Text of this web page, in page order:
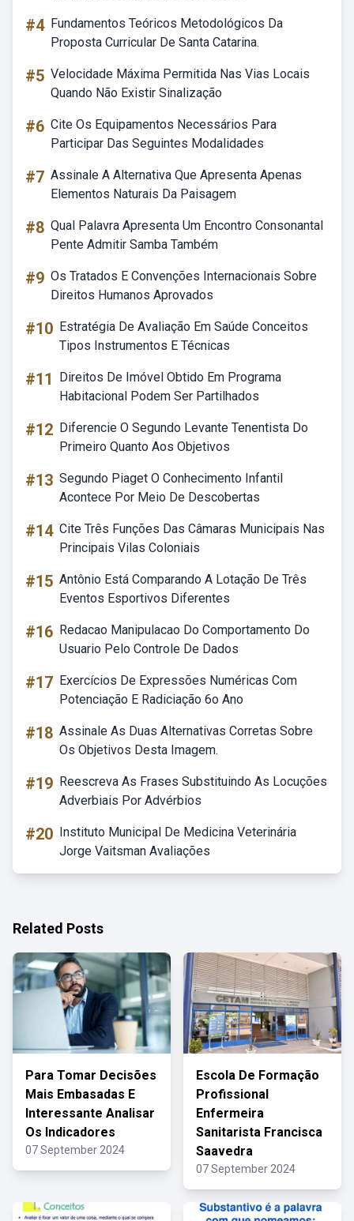
#4 Fundamentos Teóricos Metodológicos Da
Proposta Curricular De Santa Catarina.
#5 Velocidade Máxima Permitida Nas Vias Locais
Quando Não Existir Sinalização
#6 Cite Os Equipamentos Necessários Para
Participar Das Seguintes Modalidades
#7 Assinale A Alternativa Que Apresenta Apenas
Elementos Naturais Da Paisagem
#8 Qual Palavra Apresenta Um Encontro Consonantal
Pente Admitir Samba Também
#9 Os Tratados E Convenções Internacionais Sobre
Direitos Humanos Aprovados
#10 Estratégia De Avaliação Em Saúde Conceitos
Tipos Instrumentos E Técnicas
#11
Direitos De Imóvel Obtido Em Programa
Habitacional Podem Ser Partilhados
#12 Diferencie O Segundo Levante Tenentista Do
Primeiro Quanto Aos Objetivos
#13 Segundo Piaget O Conhecimento Infantil
Acontece Por Meio De Descobertas
#14 Cite Três Funções Das Câmaras Municipais Nas
Principais Vilas Coloniais
#15 Antônio Está Comparando A Lotação De Três
Eventos Esportivos Diferentes
#16 Redacao Manipulacao Do Comportamento Do
Usuario Pelo Controle De Dados
#17 Exercícios De Expressões Numéricas Com
Potenciação E Radiciação 6o Ano
#18 Assinale As Duas Alternativas Corretas Sobre
Os Objetivos Desta Imagem.
#19 Reescreva As Frases Substituindo As Locuções
Adverbiais Por Advérbios
#20 Instituto Municipal De Medicina Veterinária
Jorge Vaitsman Avaliações
Related Posts
Para Tomar Decisões
Mais Embasadas E
Interessante Analisar
Os Indicadores
07 September 2024
Escola De Formação
Profissional
Enfermeira
Sanitarista Francisca
Saavedra
07 September 2024